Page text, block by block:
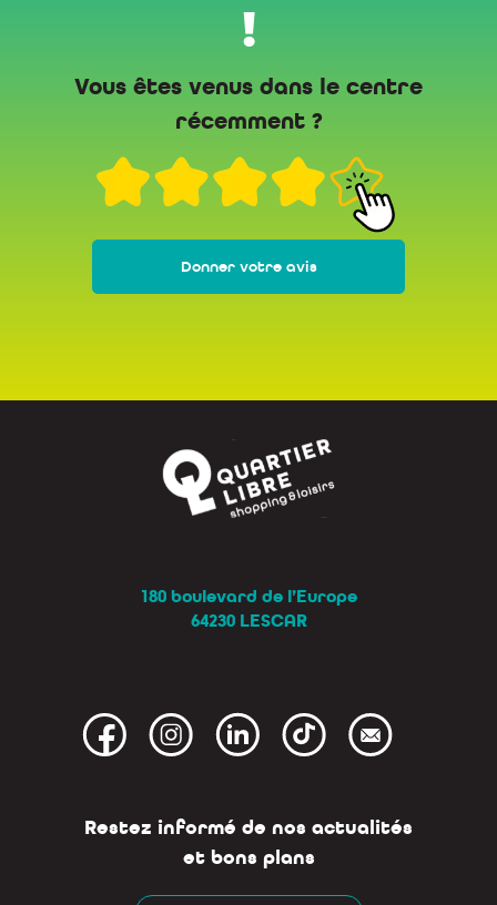
!
Vous êtes venus dans le centre
récemment ?
Donner votre avis
180 boulevard de l’Europe
64230 LESCAR
Restez informé de nos actualités
et bons plans